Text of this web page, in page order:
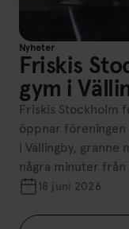
Nyheter
Friskis
gym i
Friskis Stockholm
öppnar föreningen
i Vällingby, granne
några minuter
18 juni 2026